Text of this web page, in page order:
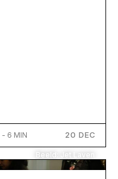
- 6 MIN 20 DEC
Beeld: Jet Laven